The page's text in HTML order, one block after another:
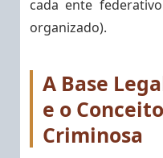
cada ente
organizado).
A Base
e o
Criminosa